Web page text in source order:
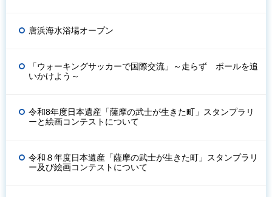
唐浜海水浴場オープン
「ウォーキングサッカーで国際交流」～走らず ボールを追
いかけよう～
令和8年度日本遺産「薩摩の武士が生きた町」スタンプラリ
ーと絵画コンテストについて
令和８年度日本遺産「薩摩の武士が生きた町」スタンプラリ
ー及び絵画コンテストについて